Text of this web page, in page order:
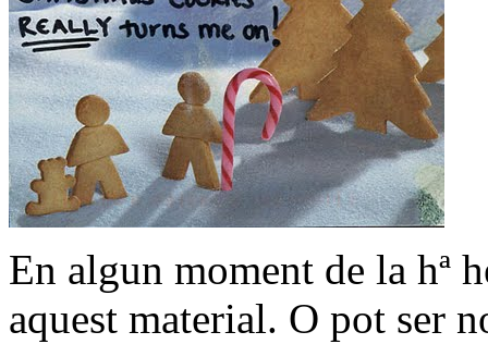
En algun moment de la hª
aquest material. O pot ser